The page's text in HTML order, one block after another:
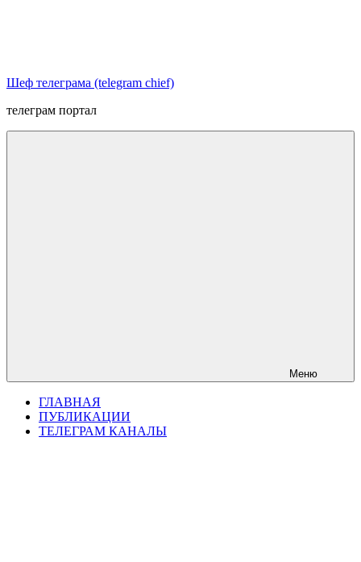
Шеф телеграма (telegram chief)
телеграм портал
Меню
ГЛАВНАЯ
ПУБЛИКАЦИИ
ТЕЛЕГРАМ КАНАЛЫ